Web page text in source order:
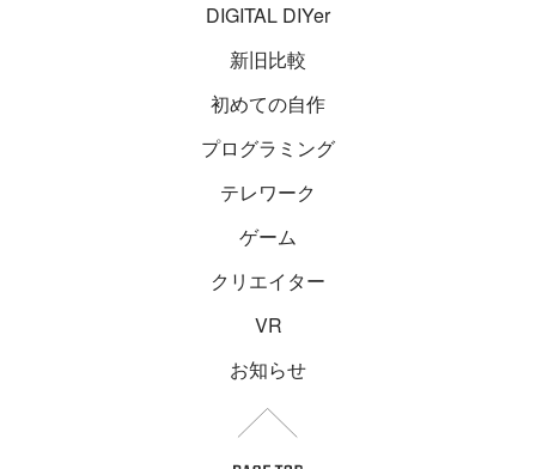
DIGITAL DIYer
新旧比較
初めての自作
プログラミング
テレワーク
ゲーム
クリエイター
VR
お知らせ